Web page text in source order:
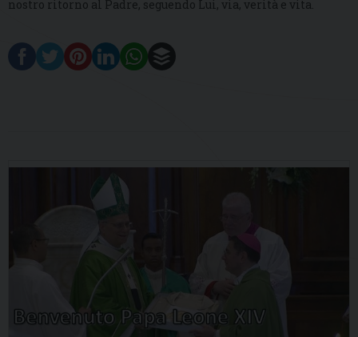
nostro ritorno al Padre, seguendo Lui, via, verità e vita.